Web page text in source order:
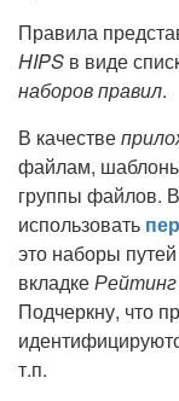
Правила
HIPS в виде
наборов правил.
В качестве
файлам,
группы файлов.
использовать
это наборы
вкладке
Подчеркну, что
т.п.